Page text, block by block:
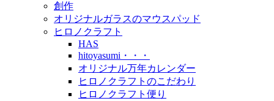
創作
オリジナルガラスのマウスパッド
ヒロノクラフト
HAS
hitoyasumi・・・
オリジナル万年カレンダー
ヒロノクラフトのこだわり
ヒロノクラフト便り